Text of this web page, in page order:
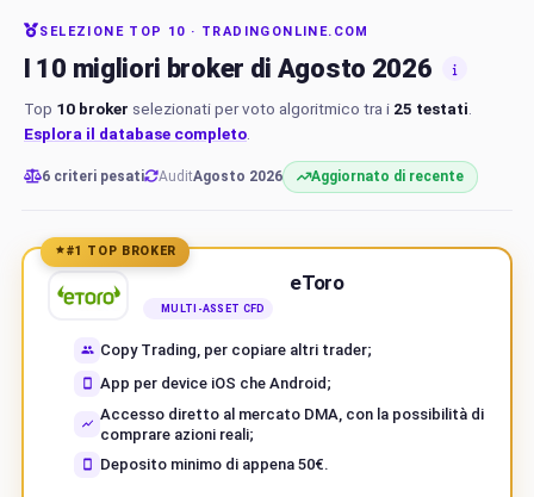
SELEZIONE TOP 10 · TRADINGONLINE.COM
I 10 migliori broker di Agosto 2026
Top 10 broker selezionati per voto algoritmico tra i 25 testati
Esplora il database completo
6 criteri pesati AuditAgosto 2026 Aggiornato di recente
#1 TOP BROKER
eToro
MULTI-ASSET CFD
Copy Trading, per copiare altri trader;
App per device iOS che Android;
Accesso diretto al mercato DMA, con la possibilità di
comprare azioni reali;
Deposito minimo di appena 50€.